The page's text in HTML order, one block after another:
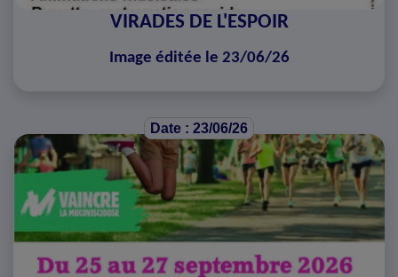
VIRADES DE L'ESPOIR
Image éditée le 23/06/26
Date : 23/06/26